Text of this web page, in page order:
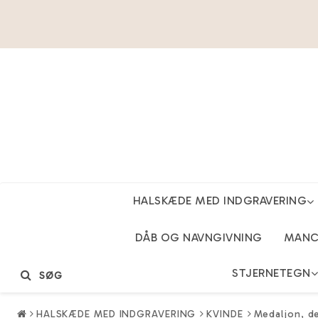
HALSKÆDE MED INDGRAVERING
DÅB OG NAVNGIVNING
STJERNETEGN
SØG
HALSKÆDE MED INDGRAVERING KVINDE Medaljon,